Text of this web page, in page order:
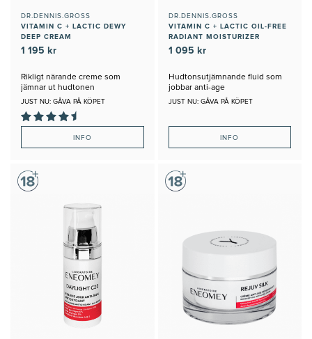
DR.DENNIS.GROSS
VITAMIN C + LACTIC DEWY
DEEP CREAM
1 195 kr
Rikligt närande creme som
jämnar ut hudtonen
JUST NU: GÅVA PÅ KÖPET
INFO
DR.DENNIS.GROSS
VITAMIN C + LACTIC OIL-FREE
RADIANT MOISTURIZER
1 095 kr
Hudtonsutjämnande fluid som
jobbar anti-age
JUST NU: GÅVA PÅ KÖPET
INFO